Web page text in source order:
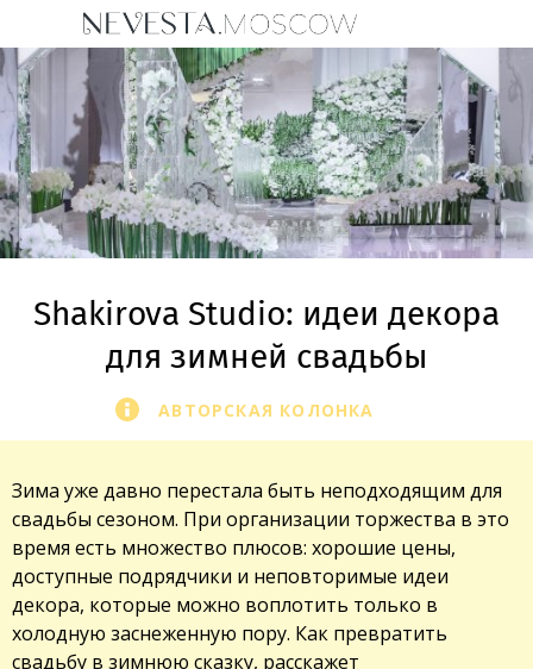
Shakirova Studio: идеи декора
для зимней свадьбы
АВТОРСКАЯ КОЛОНКА
Зима уже давно перестала быть неподходящим для
свадьбы сезоном. При организации торжества в это
время есть множество плюсов: хорошие цены,
доступные подрядчики и неповторимые идеи
декора, которые можно воплотить только в
холодную заснеженную пору. Как превратить
свадьбу в зимнюю сказку, расскажет